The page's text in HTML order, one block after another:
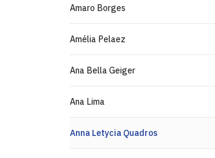
Amaro Borges
Amélia Pelaez
Ana Bella Geiger
Ana Lima
Anna Letycia Quadros